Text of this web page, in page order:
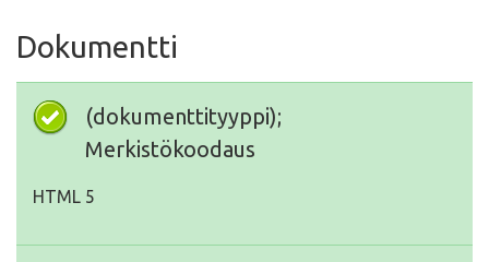
Dokumentti
(dokumenttityyppi);
Merkistökoodaus
HTML 5